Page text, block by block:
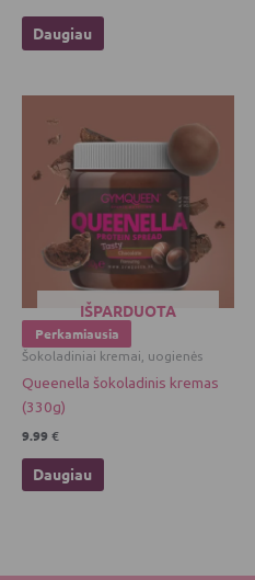
Daugiau
Perkamiausia
IŠPARDUOTA
Šokoladiniai kremai, uogienės
Queenella šokoladinis kremas
(330g)
9.99€
Daugiau